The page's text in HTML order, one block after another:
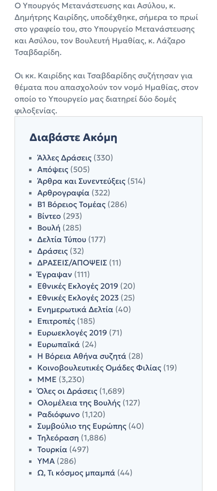
Ο Υπουργός Μετανάστευσης και Ασύλου, κ.
Δημήτρης Καιρίδης, υποδέχθηκε, σήμερα το πρωί
στο γραφείο του, στο Υπουργείο Μετανάστευσης
και Ασύλου, τον Βουλευτή Ημαθίας, κ. Λάζαρο
Τσαβδαρίδη.
Οι κκ. Καιρίδης και Τσαβδαρίδης συζήτησαν για
θέματα που απασχολούν τον νομό Ημαθίας, στον
οποίο το Υπουργείο μας διατηρεί δύο δομές
φιλοξενίας.
Διαβάστε Ακόμη
Άλλες Δράσεις (330)
Απόψεις (505)
Άρθρα και Συνεντεύξεις (514)
Αρθρογραφία (322)
Β1 Βόρειος Τομέας (286)
Βίντεο (293)
Βουλή (285)
Δελτία Τύπου (177)
Δράσεις (32)
ΔΡΑΣΕΙΣ/ΑΠΟΨΕΙΣ (11)
Έγραψαν (111)
Εθνικές Εκλογές 2019 (20)
Εθνικές Εκλογές 2023 (25)
Ενημερωτικά Δελτία (40)
Επιτροπές (185)
Ευρωεκλογές 2019 (71)
Ευρωπαϊκά (24)
Η Βόρεια Αθήνα συζητά (28)
Κοινοβουλευτικές Ομάδες Φιλίας (19)
ΜΜΕ (3,230)
Όλες οι Δράσεις (1,689)
Ολομέλεια της Βουλής (127)
Ραδιόφωνο (1,120)
Συμβούλιο της Ευρώπης (40)
Τηλεόραση (1,886)
Τουρκία (497)
ΥΜΑ (286)
Ω, Τι κόσμος μπαμπά (44)